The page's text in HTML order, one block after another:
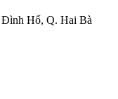
Đình Hổ, Q. Hai Bà